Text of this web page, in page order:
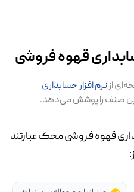
قهوه فروشی
ازنرم افزار حسابداری
صنف را پوشش می‌دهد.
قهوه فروشی محک عبارتند